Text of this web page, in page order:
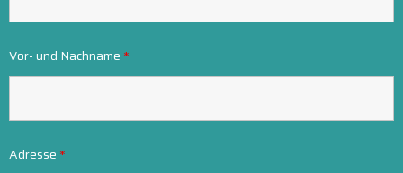
Vor- und Nachname *
Adresse *